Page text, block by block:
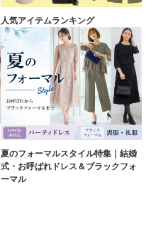
人気アイテムランキング
夏のフォーマルスタイル特集｜結婚
式・お呼ばれドレス＆ブラックフォ
ーマル